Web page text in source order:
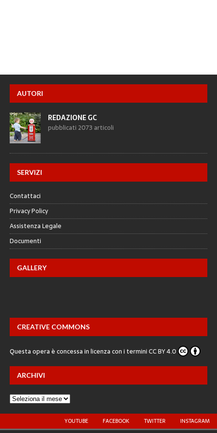
AUTORI
REDAZIONE GC
pubblicati 2073 articoli
SERVIZI
Contattaci
Privacy Policy
Assistenza Legale
Documenti
GALLERY
CREATIVE COMMONS
Questa opera è concessa in licenza con i terminiCC BY 4.0
ARCHIVI
YOUTUBE FACEBOOK TWITTER INSTAGRAM